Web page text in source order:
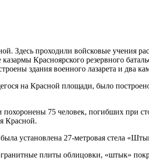
Здесь проходили войсковые учения
казармы Красноярского резервного
здания военного лазарета и два
на Красной площади, было
75 человек, погибших при
Красной.
установлена 27-метровая стела
плиты облицовки, «штык»